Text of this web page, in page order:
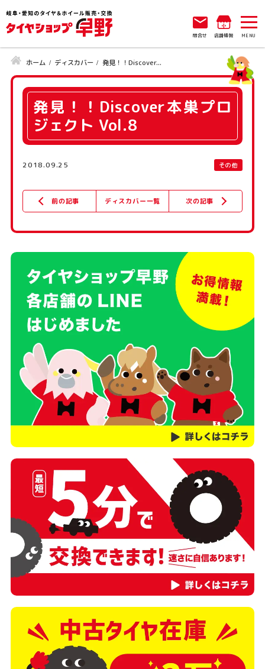
問合せ 店舗情報
ホーム ディスカバー 発見！！Discover...
発見！！Discover本巣プロ
ジェクト Vol.8
2018.09.25 その他
前の記事 次の記事
ディスカバー一覧